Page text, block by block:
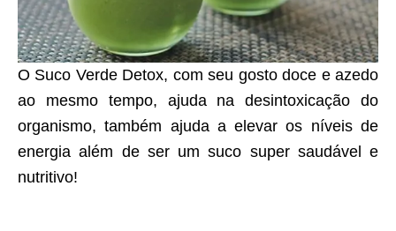
O Suco Verde Detox, com seu gosto doce e azedo
ao mesmo tempo, ajuda na desintoxicação do
organismo, também ajuda a elevar os níveis de
energia além de ser um suco super saudável e
nutritivo!